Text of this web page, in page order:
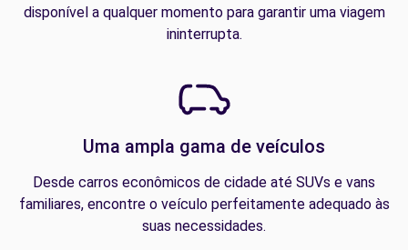
disponível a qualquer momento para garantir uma viagem
ininterrupta.
Uma ampla gama de veículos
Desde carros econômicos de cidade até SUVs e vans
familiares, encontre o veículo perfeitamente adequado às
suas necessidades.